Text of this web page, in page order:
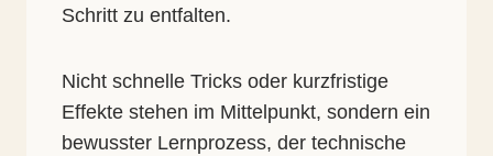
Schritt zu entfalten.
Nicht schnelle Tricks oder kurzfristige
Effekte stehen im Mittelpunkt, sondern ein
bewusster Lernprozess, der technische